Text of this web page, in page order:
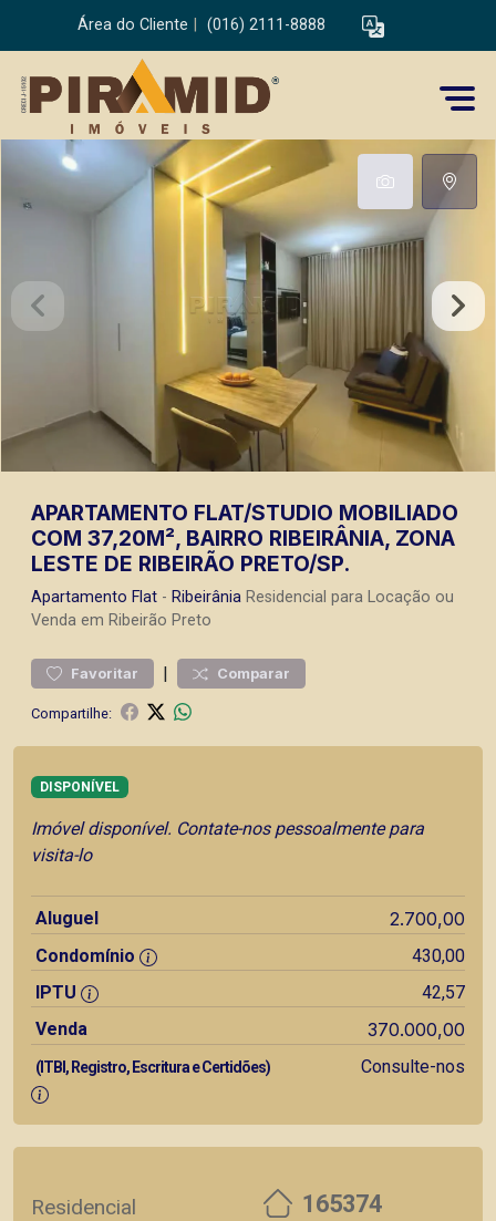
Área do Cliente (016) 2111-8888
APARTAMENTO FLAT/STUDIO MOBILIADO
COM 37,20M², BAIRRO RIBEIRÂNIA, ZONA
LESTE DE RIBEIRÃO PRETO/SP.
Apartamento Flat - Ribeirânia Residencial para Locação ou
Venda em Ribeirão Preto
Favoritar | Comparar
Compartilhe:
DISPONÍVEL
Imóvel disponível. Contate-nos pessoalmente para
visita-lo
Aluguel 2.700,00
Condomínio
430,00
IPTU
42,57
Venda
370.000,00
(ITBI, Registro, Escritura e Certidões) Consulte-nos
Residencial 165374